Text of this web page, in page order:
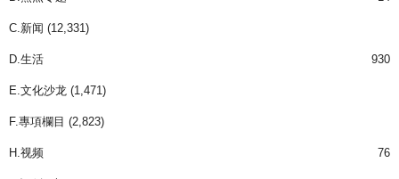
C.新闻 (12,331)
D.生活 930
E.文化沙龙 (1,471)
F.專項欄目 (2,823)
H.视频 76